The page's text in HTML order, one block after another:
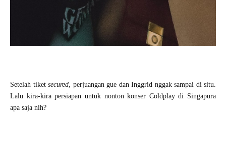
Setelah tiket secured, perjuangan gue dan Inggrid nggak sampai di situ.
Lalu kira-kira persiapan untuk nonton konser Coldplay di Singapura
apa saja nih?